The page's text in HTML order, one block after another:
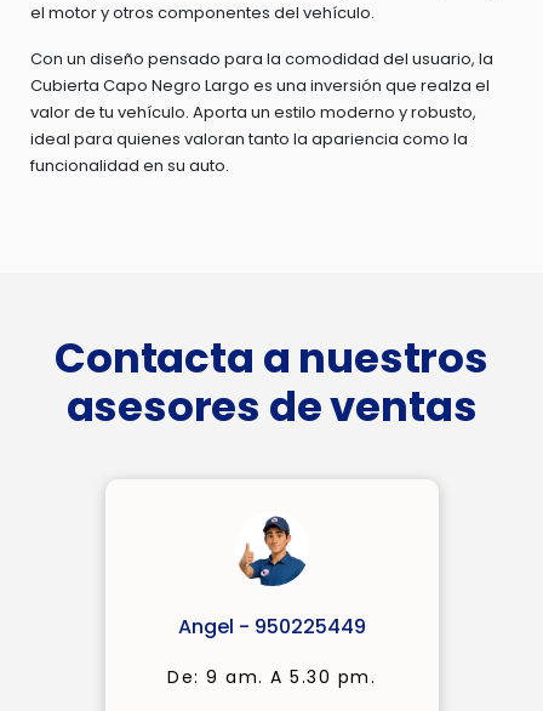
el motor y otros componentes del vehículo.
Con un diseño pensado para la comodidad del usuario, la
Cubierta Capo Negro Largo es una inversión que realza el
valor de tu vehículo. Aporta un estilo moderno y robusto,
ideal para quienes valoran tanto la apariencia como la
funcionalidad en su auto.
Contacta a nuestros
asesores de ventas
Angel - 950225449
De: 9 am. A 5.30 pm.